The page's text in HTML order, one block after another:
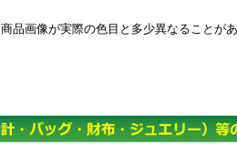
商品画像が実際の色目と多少異なることが